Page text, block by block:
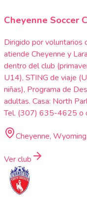
Cheyenne Soccer
Dirigido por voluntarios
atiende Cheyenne y
dentro del club
U14), STING de viaje
niñas), Programa de
adultas. Casa: North
Tel. (307) 635-4625 o
Cheyenne, Wyoming
Ver club